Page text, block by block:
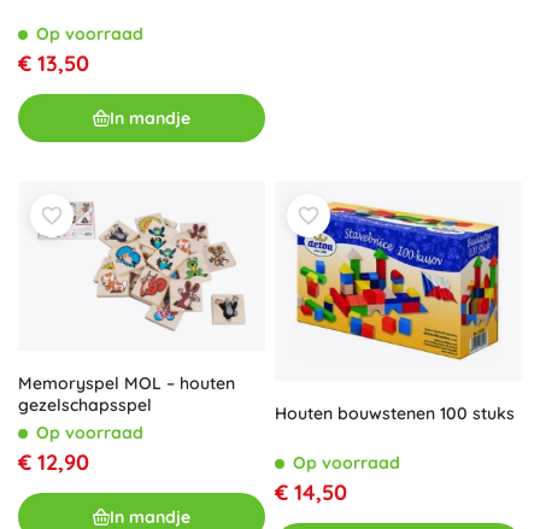
Op voorraad
€ 13,50
In mandje
Memoryspel MOL – houten
gezelschapsspel
Op voorraad
€ 12,90
In mandje
Houten bouwstenen 100 stuks
Op voorraad
€ 14,50